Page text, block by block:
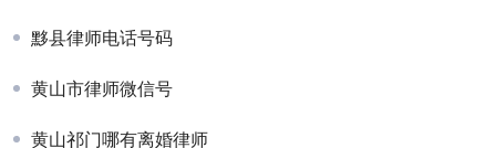
黟县律师电话号码
黄山市律师微信号
黄山祁门哪有离婚律师